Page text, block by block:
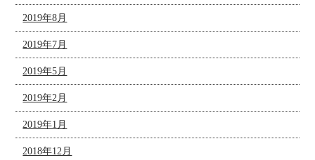
2019年8月
2019年7月
2019年5月
2019年2月
2019年1月
2018年12月